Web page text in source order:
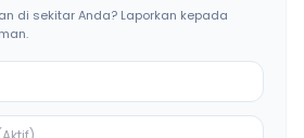
di sekitar Anda? Laporkan kepada